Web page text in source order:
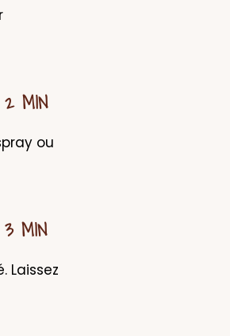
2 MIN
ou
3 MIN
Laissez